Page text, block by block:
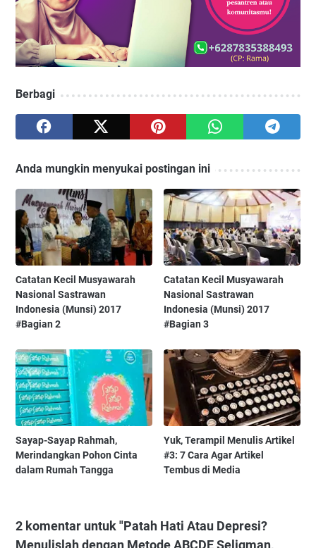
Berbagi
Anda mungkin menyukai postingan ini
Catatan Kecil Musyawarah
Nasional Sastrawan
Indonesia (Munsi) 2017
#Bagian 2
Catatan Kecil Musyawarah
Nasional Sastrawan
Indonesia (Munsi) 2017
#Bagian 3
Sayap-Sayap Rahmah,
Merindangkan Pohon Cinta
dalam Rumah Tangga
Yuk, Terampil Menulis Artikel
#3: 7 Cara Agar Artikel
Tembus di Media
2 komentar untuk "Patah Hati Atau Depresi?
Menulislah dengan Metode ABCDE Seligman,